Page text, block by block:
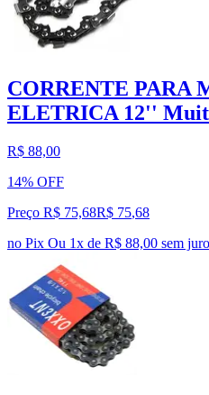
CORRENTE PARA
ELETRICA 12''
R$ 88,00
14% OFF
Preço R$ 75,68R$ 75,68
no Pix Ou 1x de R$ 88,00 sem